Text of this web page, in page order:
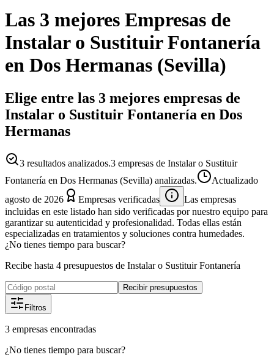
Las 3 mejores Empresas de
Instalar o Sustituir Fontanería
en Dos Hermanas (Sevilla)
Elige entre las 3 mejores empresas de
Instalar o Sustituir Fontanería en Dos
Hermanas
3 resultados analizados.3 empresas de Instalar o Sustituir
Fontanería en Dos Hermanas (Sevilla) analizadas.
Actualizado
agosto de 2026
Empresas verificadas
Las empresas
incluidas en este listado han sido verificadas por nuestro equipo para
garantizar su autenticidad y profesionalidad. Todas ellas están
especializadas en tratamientos y soluciones contra humedades.
¿No tienes tiempo para buscar?
Recibe hasta 4 presupuestos de Instalar o Sustituir Fontanería
Recibir presupuestos
Filtros
3 empresas encontradas
¿No tienes tiempo para buscar?